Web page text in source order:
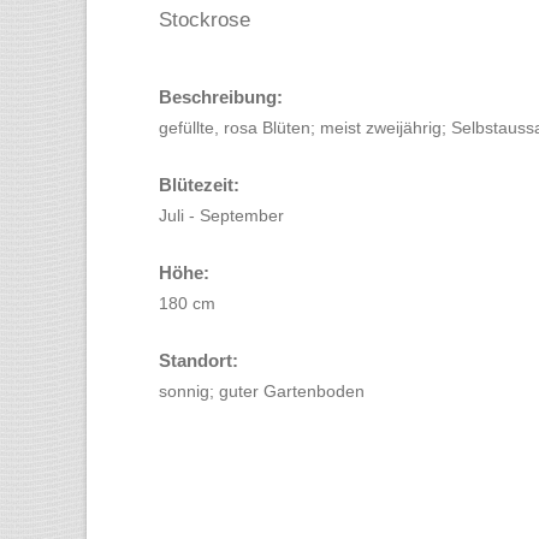
Stockrose
Beschreibung:
gefüllte, rosa Blüten; meist zweijährig;
Blütezeit:
Juli - September
Höhe:
180 cm
Standort:
sonnig; guter Gartenboden